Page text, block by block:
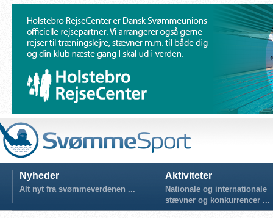
Nyheder
Alt nyt fra svømmeverdenen ...
Aktiviteter
Nationale og internationale
stævner og konkurrencer ...